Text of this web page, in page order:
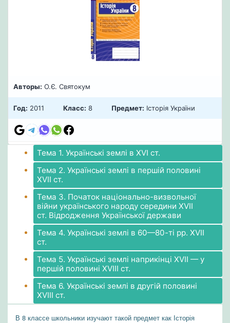
Авторы: О.Є. Святокум
Год: 2011 Класс: 8 Предмет: Історія України
Тема 1. Українські землі в ХVІ ст.
Тема 2. Українські землі в першій половині
ХVІІ ст.
Тема 3. Початок національно-визвольної
війни українського народу середини XVІІ
ст. Відродження Української держави
Тема 4. Українські землі в 60—80-ті рр. ХVІІ
ст.
Тема 5. Українські землі наприкінці XVІІ — у
першій половині XVІІІ ст.
Тема 6. Українські землі в другій половині
XVІІІ ст.
В 8 классе школьники изучают такой предмет как Історія